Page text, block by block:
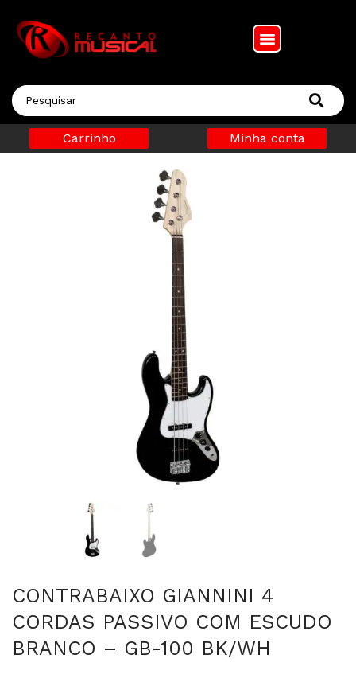
Carrinho Minha conta
CONTRABAIXO GIANNINI 4
CORDAS PASSIVO COM ESCUDO
BRANCO – GB-100 BK/WH